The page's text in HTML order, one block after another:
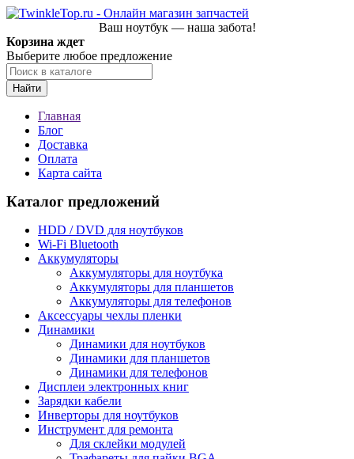
Ваш ноутбук — наша забота!
Корзина ждет
Выберите любое предложение
Найти
Главная
Блог
Доставка
Оплата
Карта сайта
Каталог предложений
HDD / DVD для ноутбуков
Wi-Fi Bluetooth
Аккумуляторы
Аккумуляторы для ноутбука
Аккумуляторы для планшетов
Аккумуляторы для телефонов
Аксессуары чехлы пленки
Динамики
Динамики для ноутбуков
Динамики для планшетов
Динамики для телефонов
Дисплеи электронных книг
Зарядки кабели
Инверторы для ноутбуков
Инструмент для ремонта
Для склейки модулей